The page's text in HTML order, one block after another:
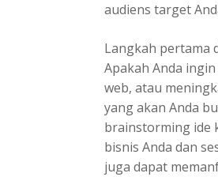
audiens target
Langkah pertama
Apakah Anda
web, atau
yang akan Anda
brainstorming ide
bisnis Anda dan
juga dapat